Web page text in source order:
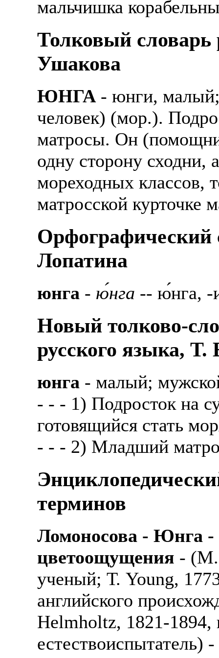
Также смотрите
А также
рабочий,
# работа за границей
# работа за рубежом
# трудоустройство за
# трудоустройство за
В таких банках, как
Промсвязьбанк,
А также в
СДЭК, ПЭК и т.д.
В направлениях: без
консультирование,
мальчишка
Толковый словарь
Ушакова
ЮНГА - юнги,
человек) (мор.).
матросы. Он
одну сторону сходни,
мореходных классов,
матросской курточке
Орфографический
Лопатина
юнга - ю́нга -- ю́нга, -
Новый толково-
русского языка,
юнга - малый;
- - - 1) Подросток на
готовящийся стать
- - - 2) Младший
терминов
Ломоносова - Юнга -
цветоощущения - (М.
ученый; Т. Young,
английского
Helmholtz, 1821-1894,
естествоиспытатель)